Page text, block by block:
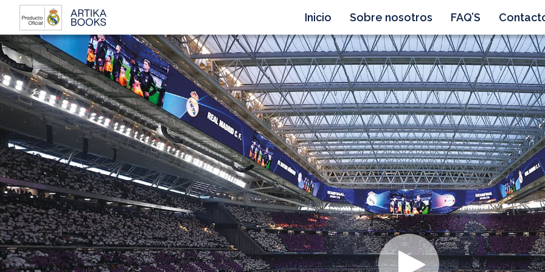
Inicio Sobre nosotros FAQ’S